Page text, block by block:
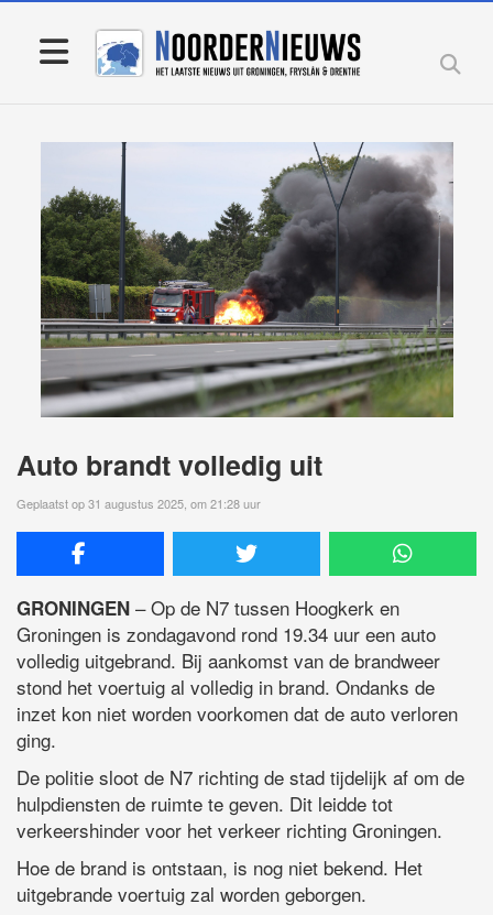
Auto brandt volledig uit
Geplaatst op 31 augustus 2025, om 21:28 uur
GRONINGEN – Op de N7 tussen Hoogkerk en
Groningen is zondagavond rond 19.34 uur een auto
volledig uitgebrand. Bij aankomst van de brandweer
stond het voertuig al volledig in brand. Ondanks de
inzet kon niet worden voorkomen dat de auto verloren
ging.
De politie sloot de N7 richting de stad tijdelijk af om de
hulpdiensten de ruimte te geven. Dit leidde tot
verkeershinder voor het verkeer richting Groningen.
Hoe de brand is ontstaan, is nog niet bekend. Het
uitgebrande voertuig zal worden geborgen.